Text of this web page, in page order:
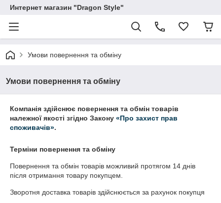
Интернет магазин "Dragon Style"
Умови повернення та обміну
Умови повернення та обміну
Компанія здійснює повернення та обмін товарів
належної якості згідно Закону «Про захист прав
споживачів».
Терміни повернення та обміну
Повернення та обмін товарів можливий протягом 14 днів
після отримання товару покупцем.
Зворотня доставка товарів здійснюється за рахунок покупця